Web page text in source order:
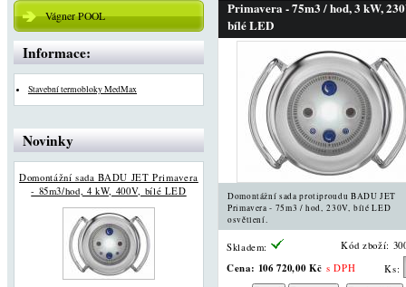
Vágner POOL
Informace:
Stavební termobloky MedMax
Novinky
Domontážní sada BADU JET Primavera
- 85m3/hod, 4 kW, 400V, bílé LED
Primavera - 75m3 / hod, 3 kW,
bílé LED
Domontážní sada protiproudu BADU JET
Primavera - 75m3 / hod, 230V, bílé LED
osvětlení.
Skladem: Kód zboží:
Cena: 106 720,00 Kč s DPH Ks: